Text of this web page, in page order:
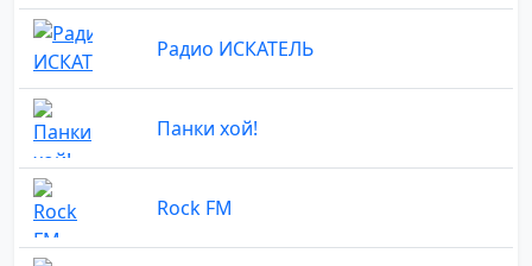
Радио ИСКАТЕЛЬ
Панки хой!
Rock FM